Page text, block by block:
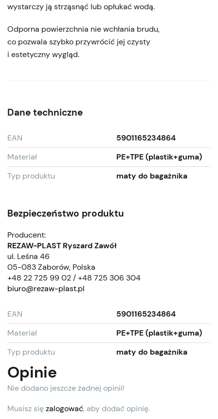
wystarczy ją strząsnąć lub opłukać wodą.
Odporna powierzchnia nie wchłania brudu,
co pozwala szybko przywrócić jej czysty
i estetyczny wygląd.
Dane techniczne
EAN
5901165234864
Materiał
PE+TPE (plastik+guma)
Typ produktu
maty do bagażnika
Bezpieczeństwo produktu
Producent:
REZAW-PLAST Ryszard Zawół
ul. Leśna 46
05-083 Zaborów, Polska
+48 22 725 99 02 / +48 725 306 304
biuro@rezaw-plast.pl
EAN
5901165234864
Materiał
PE+TPE (plastik+guma)
Typ produktu
maty do bagażnika
Opinie
Nie dodano jeszcze żadnej opinii!
Musisz sięzalogować, aby dodać opinię.